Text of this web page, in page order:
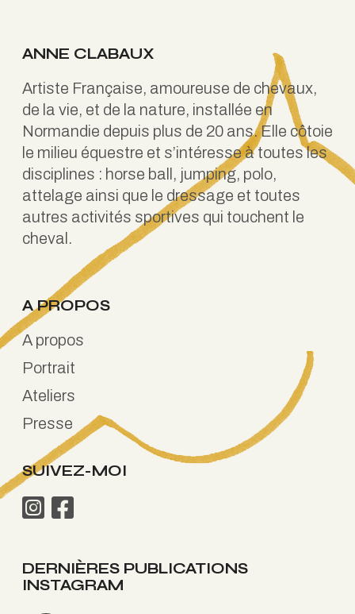
ANNE CLABAUX
Artiste Française, amoureuse de chevaux,
de la vie, et de la nature, installée en
Normandie depuis plus de 20 ans. Elle côtoie
le milieu équestre et s’intéresse à toutes les
disciplines : horse ball, jumping, polo,
attelage ainsi que le dressage et toutes
autres activités sportives qui touchent le
cheval.
A PROPOS
A propos
Portrait
Ateliers
Presse
SUIVEZ-MOI
DERNIÈRES PUBLICATIONS
INSTAGRAM